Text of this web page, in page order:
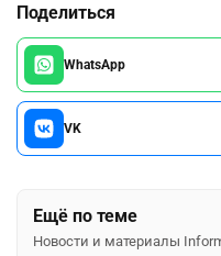
Поделиться
WhatsApp
VK
Ещё по теме
Новости и материалы